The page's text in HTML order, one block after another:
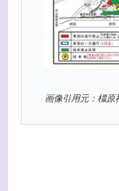
画像引用元：橿原